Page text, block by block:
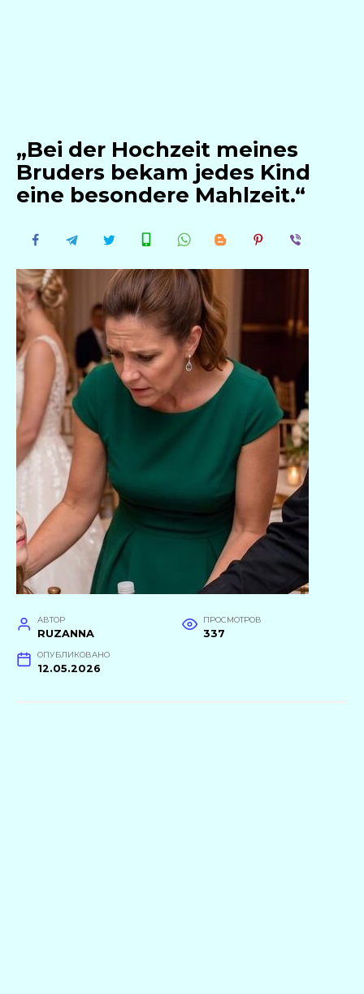
„Bei der Hochzeit meines
Bruders bekam jedes Kind
eine besondere Mahlzeit.“
АВТОР
RUZANNA
ПРОСМОТРОВ
337
ОПУБЛИКОВАНО
12.05.2026